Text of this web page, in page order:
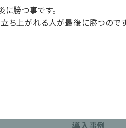
勝つ事です。
ち上がれる人が最後に勝つのです
導入事例